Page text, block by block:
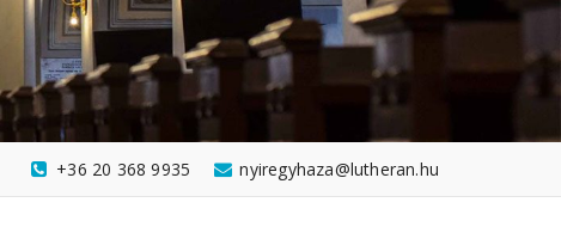
nyiregyhaza@lutheran.hu
+36 20 368 9935